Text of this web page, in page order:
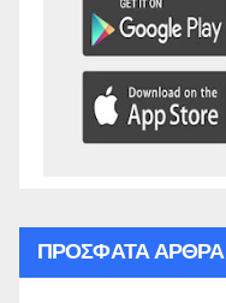
ΠΡΌΣΦΑΤΑ ΆΡΘΡΑ